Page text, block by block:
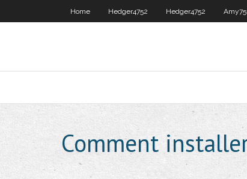
Home Hedger4752 Hedger4752
Comment